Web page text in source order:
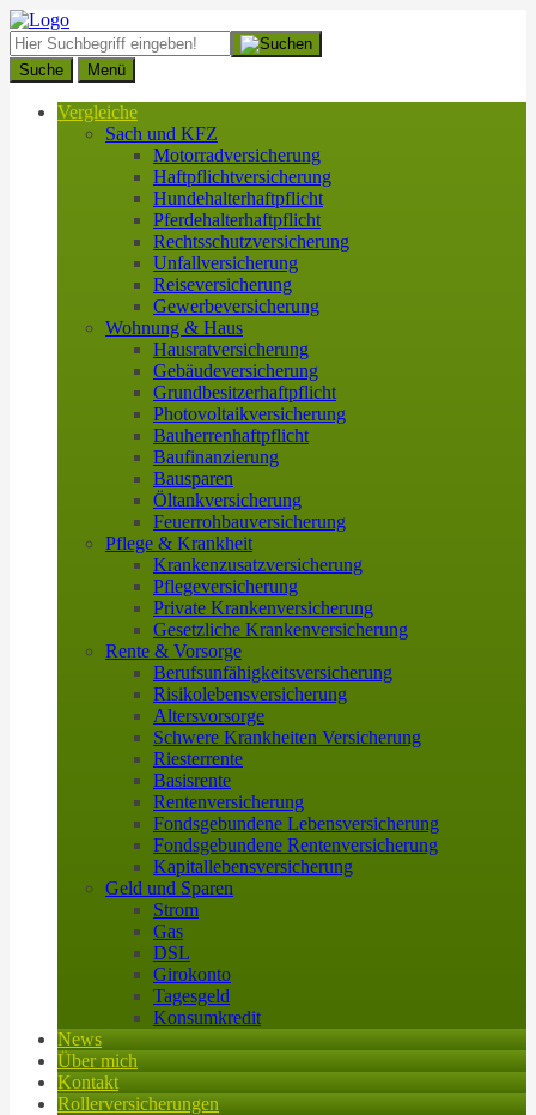
Suche Menü
Vergleiche
Sach und KFZ
Motorradversicherung
Haftpflichtversicherung
Hundehalterhaftpflicht
Pferdehalterhaftpflicht
Rechtsschutzversicherung
Unfallversicherung
Reiseversicherung
Gewerbeversicherung
Wohnung & Haus
Hausratversicherung
Gebäudeversicherung
Grundbesitzerhaftpflicht
Photovoltaikversicherung
Bauherrenhaftpflicht
Baufinanzierung
Bausparen
Öltankversicherung
Feuerrohbauversicherung
Pflege & Krankheit
Krankenzusatzversicherung
Pflegeversicherung
Private Krankenversicherung
Gesetzliche Krankenversicherung
Rente & Vorsorge
Berufs­unfähigkeitsversicherung
Risikolebensversicherung
Altersvorsorge
Schwere Krankheiten Versicherung
Riesterrente
Basisrente
Rentenversicherung
Fondsgebundene Lebensversicherung
Fondsgebundene Rentenversicherung
Kapitallebensversicherung
Geld und Sparen
Strom
Gas
DSL
Girokonto
Tagesgeld
Konsumkredit
News
Über mich
Kontakt
Rollerversicherungen